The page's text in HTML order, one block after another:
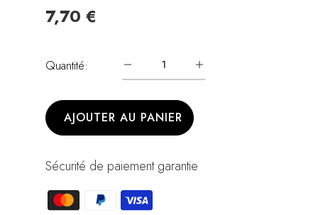
7,70 €
Quantité:
AJOUTER AU PANIER
Sécurité de paiement garantie